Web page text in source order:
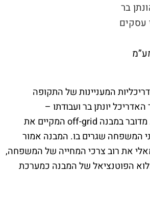
בר
המעניינות של התקופה
יונתן בר ועבודתו –
GreenLongHouse. מדובר במבנה off-grid המקיים את
המשפחה שגרים בו. המבנה אמור
את רוב צרכי המחייה של המשפחה,
הפוטנציאל של המבנה כמערכת